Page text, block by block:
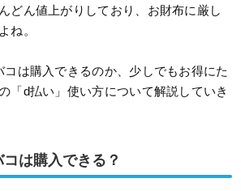
どん値上がりしており、お財布に厳し
ね。
は購入できるのか、少しでもお得にた
「d払い」使い方について解説していき
は購入できる？